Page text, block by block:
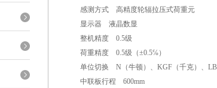
感测方式 高精度轮辐拉压式荷重元
显示器 液晶数显
整机精度 0.5级
荷重精度 0.5级（±0.5℅）
单位切换 N（牛顿）、KGF（千克）、
中联板行程 600mm